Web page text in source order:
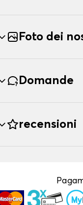
Foto dei
Domande
recensioni